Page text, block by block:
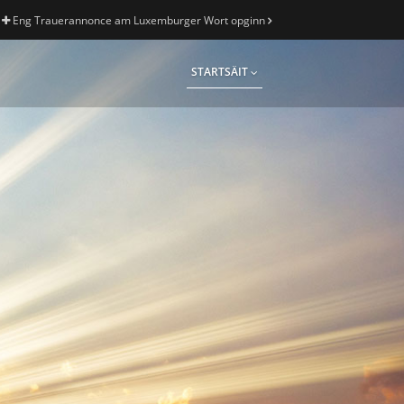
Eng Trauerannonce am Luxemburger Wort opginn
STARTSÄIT